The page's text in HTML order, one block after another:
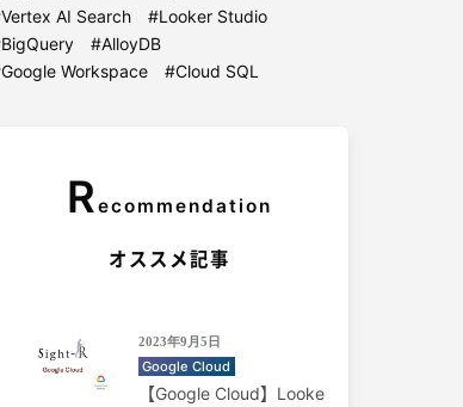
Vertex AI Search
Looker Studio
BigQuery
AlloyDB
Google Workspace
Cloud SQL
R ecommendation
オススメ記事
2023年9月5日
Google Cloud
【Google Cloud】Looke